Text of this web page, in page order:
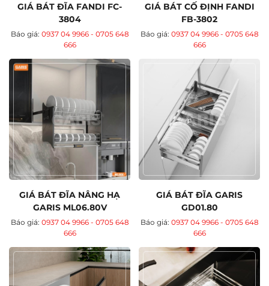
GIÁ BÁT ĐĨA FANDI FC-
3804
Báo giá: 0937 04 9966 - 0705 648
666
GIÁ BÁT CỐ ĐỊNH FANDI
FB-3802
Báo giá: 0937 04 9966 - 0705 648
666
GIÁ BÁT ĐĨA NÂNG HẠ
GARIS ML06.80V
Báo giá: 0937 04 9966 - 0705 648
666
GIÁ BÁT ĐĨA GARIS
GD01.80
Báo giá: 0937 04 9966 - 0705 648
666